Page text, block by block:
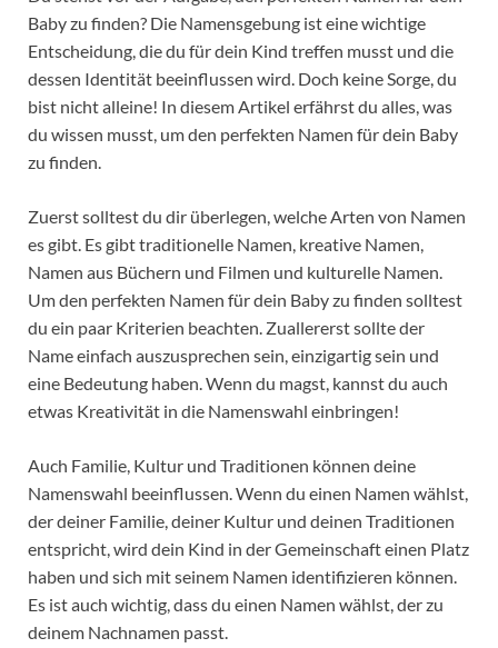
Baby zu finden? Die Namensgebung ist eine wichtige
Entscheidung, die du für dein Kind treffen musst und die
dessen Identität beeinflussen wird. Doch keine Sorge, du
bist nicht alleine! In diesem Artikel erfährst du alles, was
du wissen musst, um den perfekten Namen für dein Baby
zu finden.
Zuerst solltest du dir überlegen, welche Arten von Namen
es gibt. Es gibt traditionelle Namen, kreative Namen,
Namen aus Büchern und Filmen und kulturelle Namen.
Um den perfekten Namen für dein Baby zu finden solltest
du ein paar Kriterien beachten. Zuallererst sollte der
Name einfach auszusprechen sein, einzigartig sein und
eine Bedeutung haben. Wenn du magst, kannst du auch
etwas Kreativität in die Namenswahl einbringen!
Auch Familie, Kultur und Traditionen können deine
Namenswahl beeinflussen. Wenn du einen Namen wählst,
der deiner Familie, deiner Kultur und deinen Traditionen
entspricht, wird dein Kind in der Gemeinschaft einen Platz
haben und sich mit seinem Namen identifizieren können.
Es ist auch wichtig, dass du einen Namen wählst, der zu
deinem Nachnamen passt.